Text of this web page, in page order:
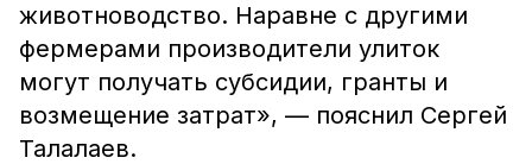
животноводство. Наравне с другими
фермерами производители улиток
могут получать субсидии, гранты и
возмещение затрат», — пояснил Сергей
Талалаев.